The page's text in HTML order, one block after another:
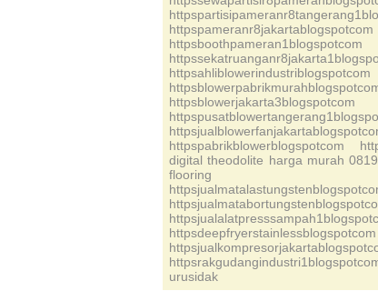
httpspameranr8jakartablogspotcom
httpsboothpameran1blogspotcom
httpsahliblowerindustriblogspotcom
httpsblowerjakarta3blogspotcom
httpspabrikblowerblogspotcom
digital theodolite harga murah
flooring
httpsdeepfryerstainlessblogspotcom
urusidak